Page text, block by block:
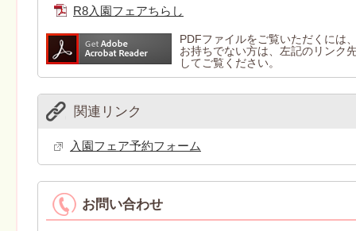
R8入園フェアちらし
PDFファイルをご覧いただくには
お持ちでない方は、左記のリンク
してご覧ください。
関連リンク
入園フェア予約フォーム
お問い合わせ